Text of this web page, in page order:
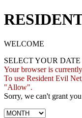
WELCOME
SELECT YOUR
Your browser is
To use Resident Evil
"Allow".
Sorry, we can't grant